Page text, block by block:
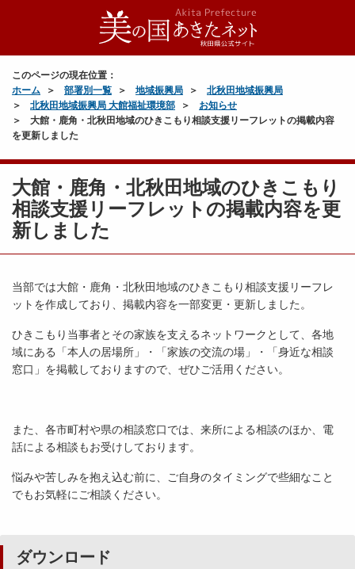
このページの現在位置：
ホーム
部署別一覧 地域振興局
北秋田地域振興局
北秋田地域振興局 大館福祉環境部
お知らせ
大館・鹿角・北秋田地域のひきこもり相談支援リーフレットの掲載内容
を更新しました
大館・鹿角・北秋田地域のひきこもり
相談支援リーフレットの掲載内容を更
新しました
当部では大館・鹿角・北秋田地域のひきこもり相談支援リーフレ
ットを作成しており、掲載内容を一部変更・更新しました。
ひきこもり当事者とその家族を支えるネットワークとして、各地
域にある「本人の居場所」・「家族の交流の場」・「身近な相談
窓口」を掲載しておりますので、ぜひご活用ください。
また、各市町村や県の相談窓口では、来所による相談のほか、電
話による相談もお受けしております。
悩みや苦しみを抱え込む前に、ご自身のタイミングで些細なこと
でもお気軽にご相談ください。
ダウンロード